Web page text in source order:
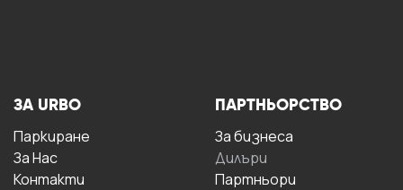
ЗА URBO
Паркиране
За Hас
Контакти
ПАРТНЬОРСТВО
За бизнесa
Дилъри
Партньори